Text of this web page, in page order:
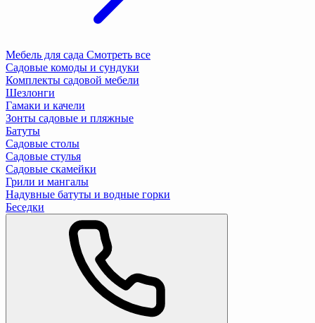
Мебель для сада Смотреть все
Садовые комоды и сундуки
Комплекты садовой мебели
Шезлонги
Гамаки и качели
Зонты садовые и пляжные
Батуты
Садовые столы
Садовые стулья
Садовые скамейки
Грили и мангалы
Надувные батуты и водные горки
Беседки